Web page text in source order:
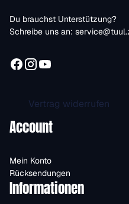
Du brauchst Unterstützung?
Schreibe uns an:
Vertrag widerrufen
Account
Mein Konto
Rücksendungen
Informationen